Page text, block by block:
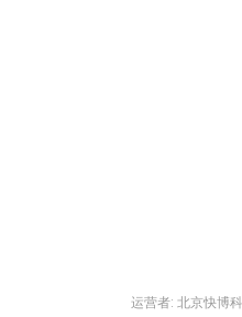
运营者: 北京快博